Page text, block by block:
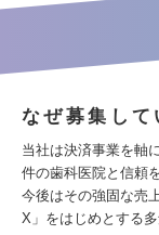
なぜ募集して
当社は決済事業を軸
件の歯科医院と信頼
今後はその強固な売
X」をはじめとする